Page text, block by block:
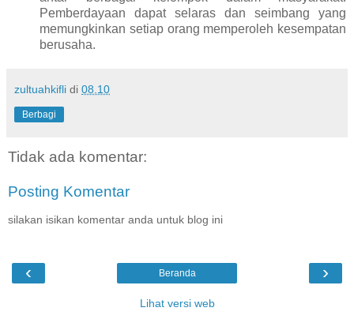
Pemberdayaan dapat selaras dan seimbang yang
memungkinkan setiap orang memperoleh kesempatan
berusaha.
zultuahkifli di 08.10
Berbagi
Tidak ada komentar:
Posting Komentar
silakan isikan komentar anda untuk blog ini
‹ ›
Beranda
Lihat versi web